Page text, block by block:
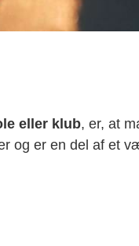
eller klub, er, at
og er en del af et